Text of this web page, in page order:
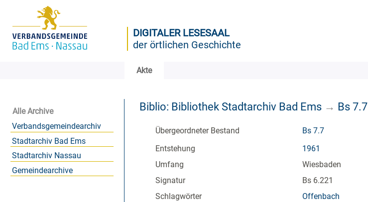
DIGITALER LESESAAL
der örtlichen Geschichte
Akte
Alle Archive
Verbandsgemeindearchiv
Stadtarchiv Bad Ems
Stadtarchiv Nassau
Gemeindearchive
Biblio: Bibliothek Stadtarchiv Bad Ems → Bs 7.7
Übergeordneter Bestand
Bs 7.7
Entstehung
1961
Umfang
Wiesbaden
Signatur
Bs 6.221
Schlagwörter
Offenbach